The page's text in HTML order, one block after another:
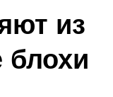
из
блохи